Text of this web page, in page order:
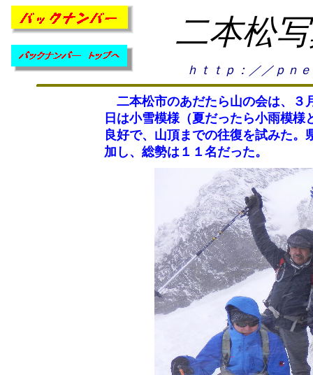
二本松
ｈｔｔｐ：／／ｐｎ
二本松市のあだたら山の会は、３
日は小雪模様（夏だったら小雨模
良好で、山頂までの往復を試みた
加し、総勢は１１名だった。